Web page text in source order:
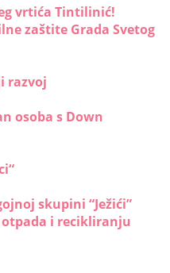
vrtića Tintilinić!
zaštite Grada Svetog
razvoj
osoba s Down
skupini “Ježići”
i recikliranju